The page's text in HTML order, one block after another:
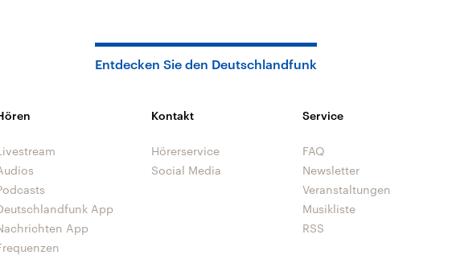
Entdecken Sie den Deutschlandfunk
App
App
Kontakt
Hörerservice
Social Media
Service
FAQ
Newsletter
Veranstaltungen
Musikliste
RSS